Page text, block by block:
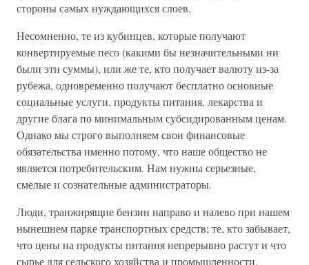
стороны самых нуждающихся слоев.
Несомненно, те из кубинцев, которые получают
конвертируемые песо (какими бы незначительными ни
были эти суммы), или же те, кто получает валюту из-за
рубежа, одновременно получают бесплатно основные
социальные услуги, продукты питания, лекарства и
другие блага по минимальным субсидированным ценам.
Однако мы строго выполняем свои финансовые
обязательства именно потому, что наше общество не
является потребительским. Нам нужны серьезные,
смелые и сознательные администраторы.
Люди, транжирящие бензин направо и налево при нашем
нынешнем парке транспортных средств; те, кто забывает,
что цены на продукты питания непрерывно растут и что
сырье для сельского хозяйства и промышленности,